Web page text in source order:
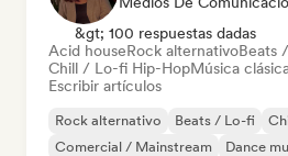
&gt; 100 respuestas dadas
Acid houseRock alternativoBeats
Chill / Lo-fi Hip-HopMúsica
Escribir artículos
Rock alternativo Beats / Lo-fi
Comercial / Mainstream
Dance